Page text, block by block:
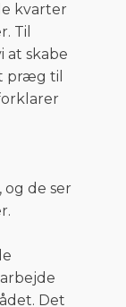
kvarter
Til
at skabe
præg til
de ser
Det